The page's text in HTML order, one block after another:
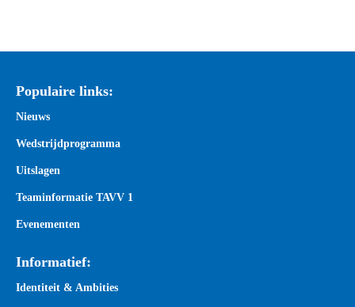
Populaire links:
Nieuws
Wedstrijdprogramma
Uitslagen
Teaminformatie TAVV 1
Evenementen
Informatief:
Identiteit & Ambities